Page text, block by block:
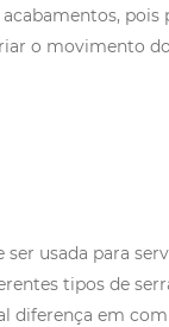
pois
o movimento
usada para
tipos de
diferença em